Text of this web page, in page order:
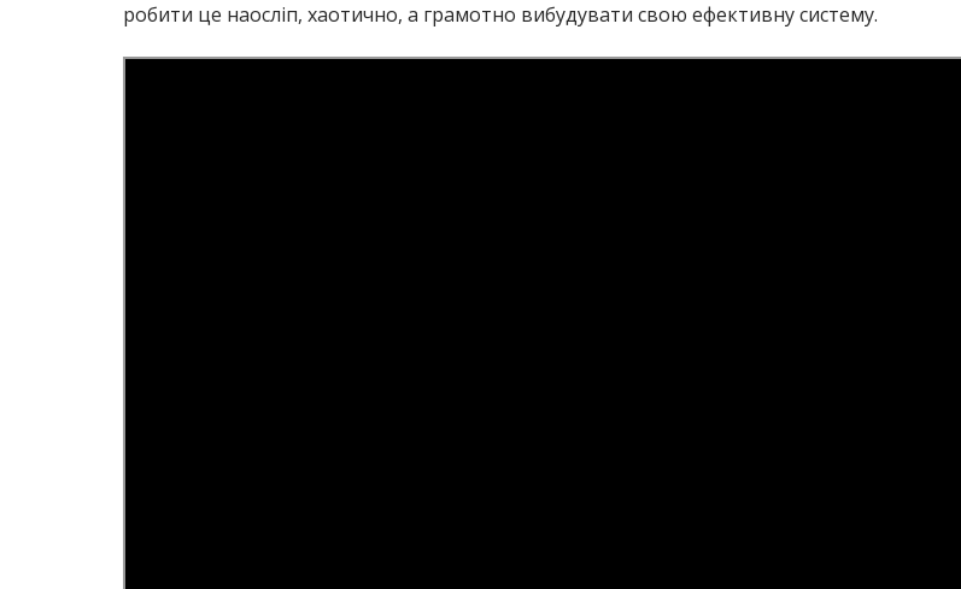
робити це наосліп, хаотично, а грамотно вибудувати свою ефективну систему.